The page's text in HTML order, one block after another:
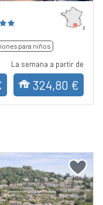
para niños
La semana a partir de
324,80 €